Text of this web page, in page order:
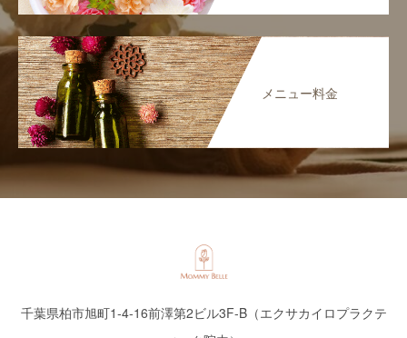
メニュー料金
千葉県柏市旭町1‐4‐16前澤第2ビル3F-B（エクサカイロプラクテ